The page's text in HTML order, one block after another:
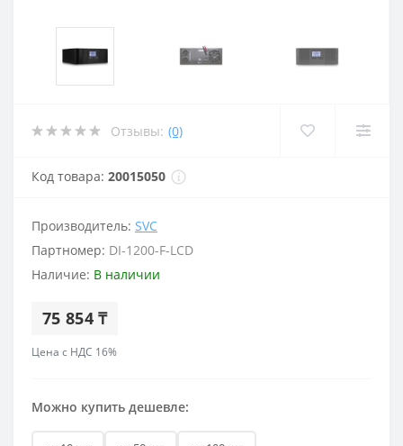
Отзывы: (0)
Код товара: 20015050
Производитель: SVC
Партномер: DI-1200-F-LCD
Наличие: В наличии
75 854 ₸
Цена с НДС 16%
Можно купить дешевле: